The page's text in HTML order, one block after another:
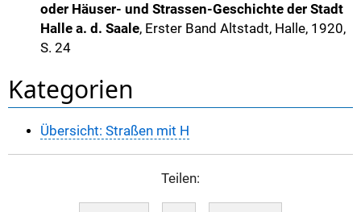
oder Häuser- und Strassen-Geschichte der Stadt
Halle a. d. Saale, Erster Band Altstadt, Halle, 1920,
S. 24
Kategorien
Übersicht: Straßen mit H
Teilen: